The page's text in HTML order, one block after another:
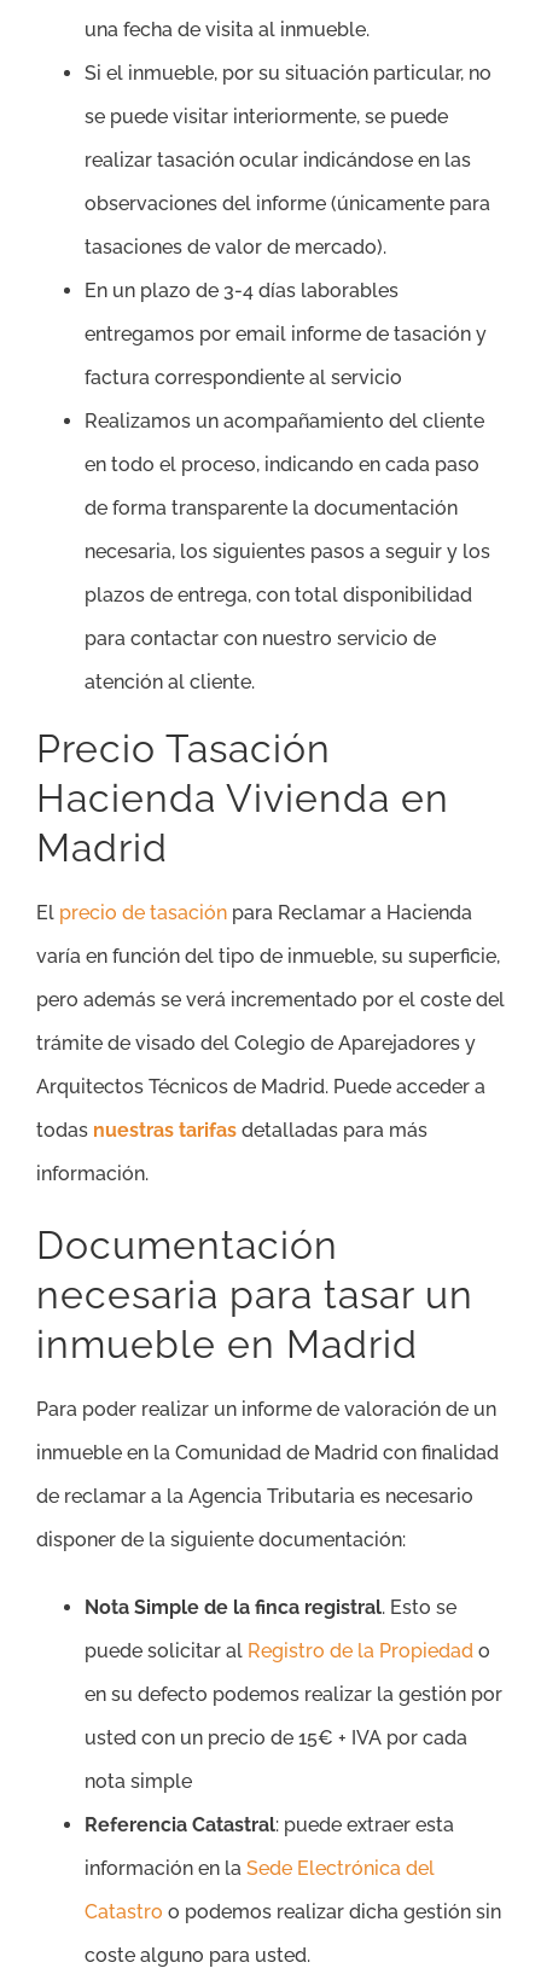
una fecha de visita al inmueble.
Si el inmueble, por su situación particular, no
se puede visitar interiormente, se puede
realizar tasación ocular indicándose en las
observaciones del informe (únicamente para
tasaciones de valor de mercado).
En un plazo de 3-4 días laborables
entregamos por email informe de tasación y
factura correspondiente al servicio
Realizamos un acompañamiento del cliente
en todo el proceso, indicando en cada paso
de forma transparente la documentación
necesaria, los siguientes pasos a seguir y los
plazos de entrega, con total disponibilidad
para contactar con nuestro servicio de
atención al cliente.
Precio Tasación
Hacienda Vivienda en
Madrid
El precio de tasación para Reclamar a Hacienda
varía en función del tipo de inmueble, su superficie,
pero además se verá incrementado por el coste del
trámite de visado del Colegio de Aparejadores y
Arquitectos Técnicos de Madrid. Puede acceder a
todas nuestras tarifas detalladas para más
información.
Documentación
necesaria para tasar un
inmueble en Madrid
Para poder realizar un informe de valoración de un
inmueble en la Comunidad de Madrid con finalidad
de reclamar a la Agencia Tributaria es necesario
disponer de la siguiente documentación:
Nota Simple de la finca registral. Esto se
puede solicitar al Registro de la Propiedad o
en su defecto podemos realizar la gestión por
usted con un precio de 15€ + IVA por cada
nota simple
Referencia Catastral: puede extraer esta
información en la Sede Electrónica del
Catastro o podemos realizar dicha gestión sin
coste alguno para usted.